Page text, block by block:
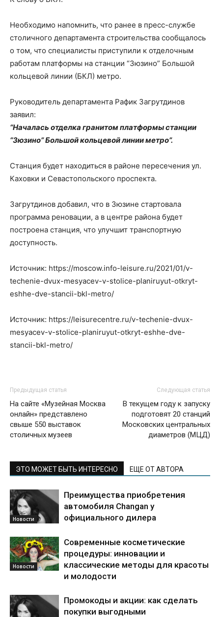
Необходимо напомнить, что ранее в пресс-службе
столичного департамента строительства сообщалось
о том, что специалисты приступили к отделочным
работам платформы на станции “Зюзино” Большой
кольцевой линии (БКЛ) метро.
Руководитель департамента Рафик Загрутдинов
заявил:
“Началась отделка гранитом платформы станции
“Зюзино” Большой кольцевой линии метро”.
Станция будет находиться в районе пересечения ул.
Каховки и Севастопольского проспекта.
Загрутдинов добавил, что в Зюзине стартовала
программа реновации, а в центре района будет
построена станция, что улучшит транспортную
доступность.
Источник: https://moscow.info-leisure.ru/2021/01/v-
techenie-dvux-mesyacev-v-stolice-planiruyut-otkryt-
eshhe-dve-stancii-bkl-metro/
Источник: https://leisurecentre.ru/v-techenie-dvux-
mesyacev-v-stolice-planiruyut-otkryt-eshhe-dve-
stancii-bkl-metro/
Предыдущая статья
На сайте «Музейная Москва
онлайн» представлено
свыше 550 выставок
столичных музеев
Следующая статья
В текущем году к запуску
подготовят 20 станций
Московских центральных
диаметров (МЦД)
ЭТО МОЖЕТ БЫТЬ ИНТЕРЕСНО ЕЩЕ ОТ АВТОРА
Новости
Преимущества приобретения
автомобиля Changan у
официального дилера
Новости
Современные косметические
процедуры: инновации и
классические методы для красоты
и молодости
Промокоды и акции: как сделать
покупки выгодными